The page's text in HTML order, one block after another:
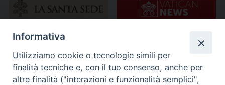
Informativa
Utilizziamo cookie o tecnologie simili per
finalità tecniche e, con il tuo consenso, anche per
altre finalità ("interazioni e funzionalità semplici",